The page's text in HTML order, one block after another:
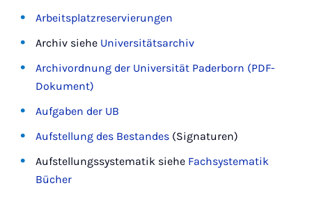
Arbeitsplatzreservierungen
Archiv siehe Universitätsarchiv
Archivordnung der Universität Paderborn (PDF-
Dokument)
Aufgaben der UB
Aufstellung des Bestandes (Signaturen)
Aufstellungssystematik siehe Fachsystematik
Bücher